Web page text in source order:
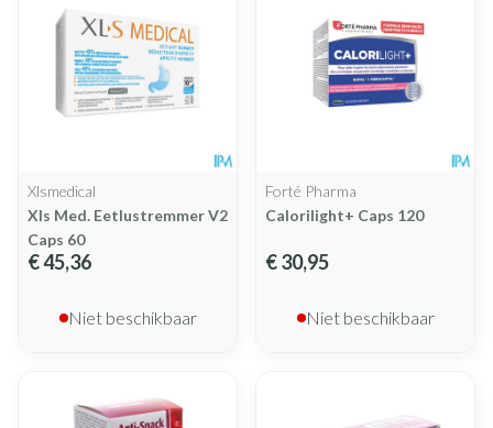
Xlsmedical
Xls Med. Eetlustremmer V2
Caps 60
€ 45,36
Niet beschikbaar
Forté Pharma
Calorilight+ Caps 120
€ 30,95
Niet beschikbaar